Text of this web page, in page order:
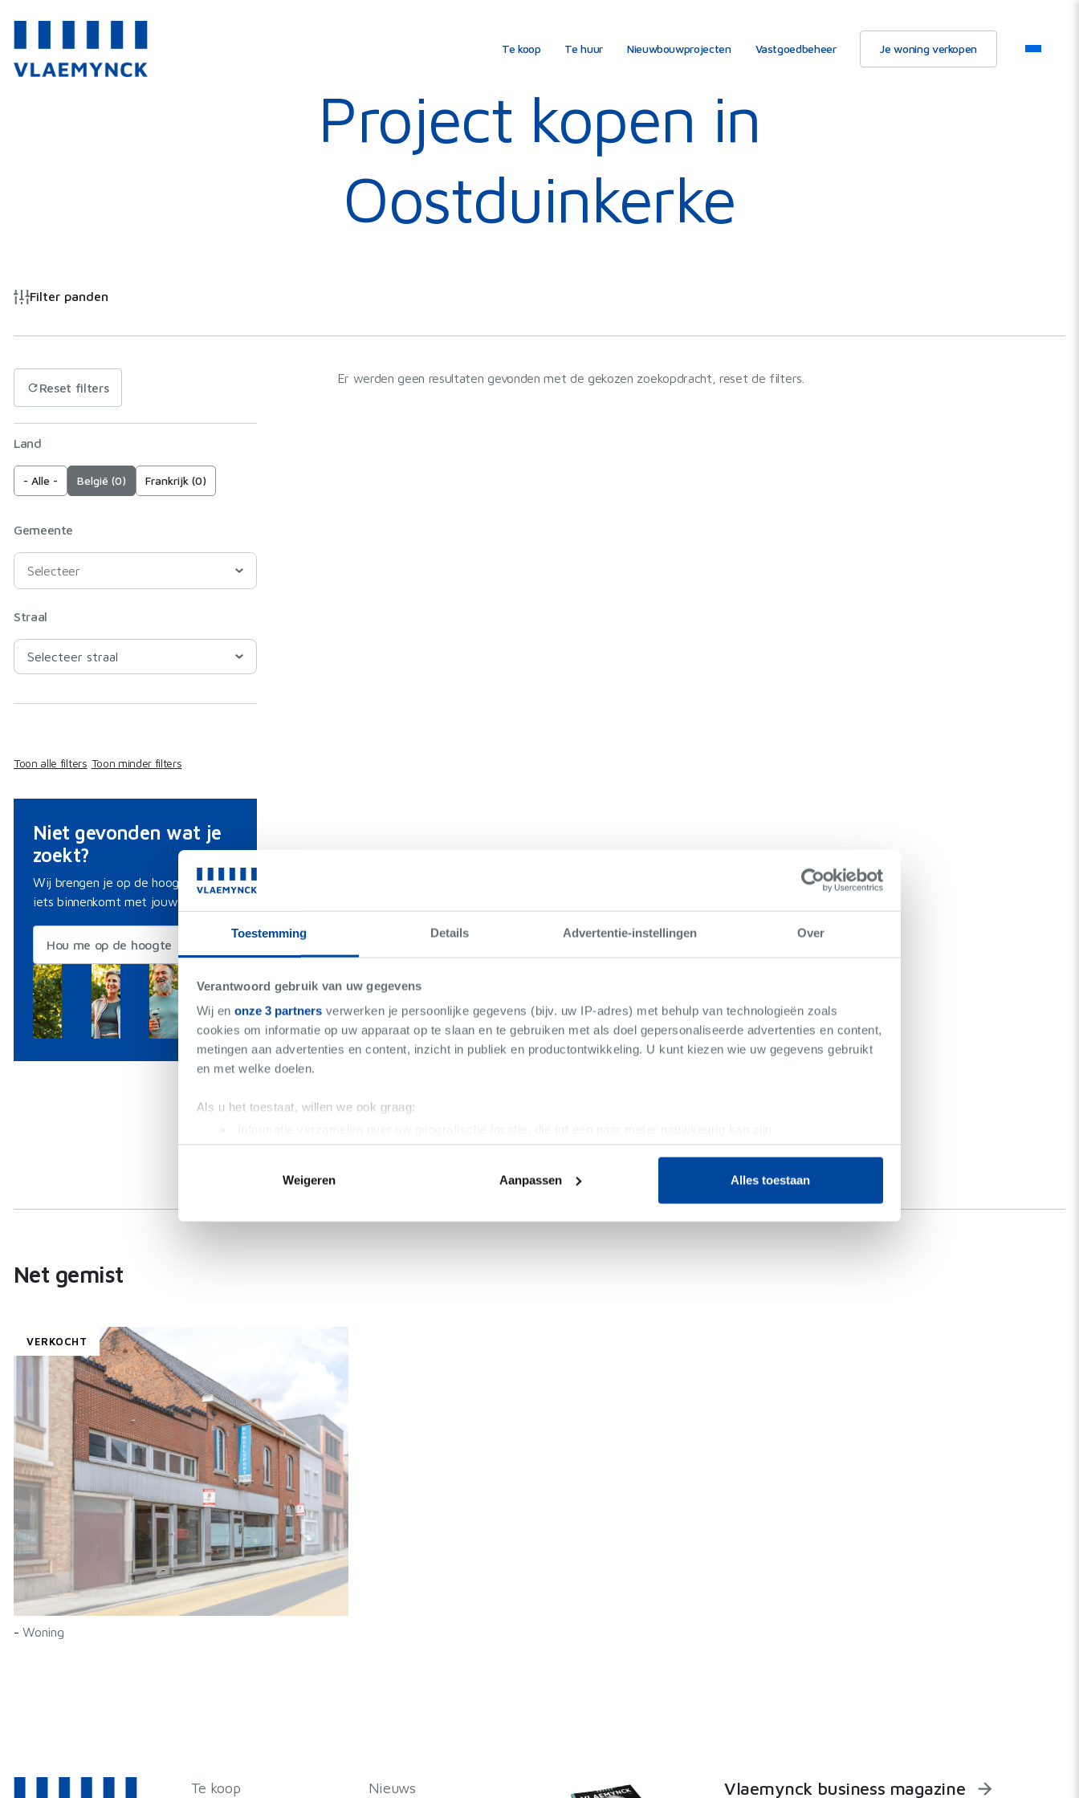
Toestemming Details Advertentie-instellingen Over
Verantwoord gebruik van uw gegevens
Wij en onze 3 partners verwerken je persoonlijke gegevens (bijv. uw IP-adres) met behulp van technologieën zoals
cookies om informatie op uw apparaat op te slaan en te gebruiken met als doel gepersonaliseerde advertenties en content,
metingen aan advertenties en content, inzicht in publiek en productontwikkeling. U kunt kiezen wie uw gegevens gebruikt
en met welke doelen.
Als u het toestaat, willen we ook graag:
Uw apparaat identificeren door het actief te scannen op specifieke eigenschappen (fingerprinting)
toestemming op elk moment wijzigen of intrekken in de Cookieverklaring.
Weigeren Aanpassen Alles toestaan
Te koop Te huur Nieuwbouwprojecten Vastgoedbeheer Je woning verkopen
Project kopen in
Oostduinkerke
Filter panden
Reset filters
Land
- Alle - België (0) Frankrijk (0)
Gemeente
Straal
Toon alle filters Toon minder filters
Niet gevonden wat je
zoekt?
Wij brengen je op de hoogte als er
iets binnenkomt met jouw criteria.
Hou me op de hoogte
Er werden geen resultaten gevonden met de gekozen zoekopdracht, reset de filters.
Net gemist
VERKOCHT
-Woning
Te koop Nieuws Vlaemynck business magazine